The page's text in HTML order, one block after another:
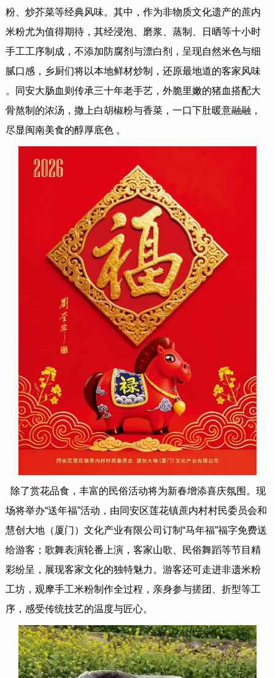
粉、炒芥菜等经典风味。其中，作为非物质文化遗产的蔗内
米粉尤为值得期待，其经浸泡、磨浆、蒸制、日晒等十小时
手工工序制成，不添加防腐剂与漂白剂，呈现自然米色与细
腻口感，乡厨们将以本地鲜材炒制，还原最地道的客家风味
。同安大肠血则传承三十年老手艺，外脆里嫩的猪血搭配大
骨熬制的浓汤，撒上白胡椒粉与香菜，一口下肚暖意融融，
尽显闽南美食的醇厚底色 。
除了赏花品食，丰富的民俗活动将为新春增添喜庆氛围。现
场将举办“送年福”活动，由同安区莲花镇蔗内村村民委员会和
慧创大地（厦门）文化产业有限公司订制“马年福”福字免费送
给游客；歌舞表演轮番上演，客家山歌、民俗舞蹈等节目精
彩纷呈，展现客家文化的独特魅力。游客还可走进非遗米粉
工坊，观摩手工米粉制作全过程，亲身参与搓团、折型等工
序，感受传统技艺的温度与匠心。